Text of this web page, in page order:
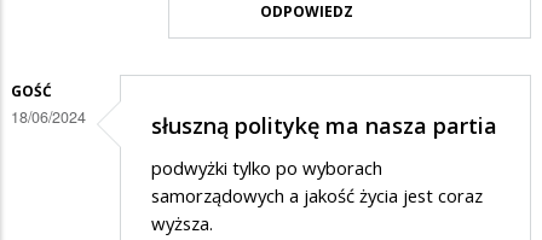
Suwałkach
ODPOWIEDZ
GOŚĆ
18/06/2024 słuszną politykę ma nasza partia
podwyżki tylko po wyborach
samorządowych a jakość życia jest coraz
wyższa.